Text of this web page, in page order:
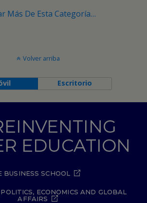
Más De Esta Categoría…
Volver arriba
Escritorio
EDUCATION
BUSINESS SCHOOL
ECONOMICS AND GLOBAL
AFFAIRS